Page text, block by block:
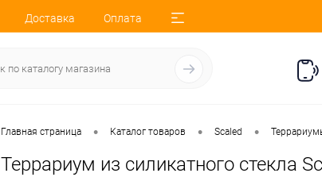
Доставка Оплата
Главная страница • Каталог товаров • Scaled •
Террариум из силикатного стекла